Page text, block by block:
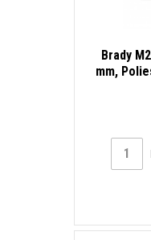
Brady
mm,